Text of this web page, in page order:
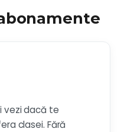
vezi dacă te
clasei. Fără